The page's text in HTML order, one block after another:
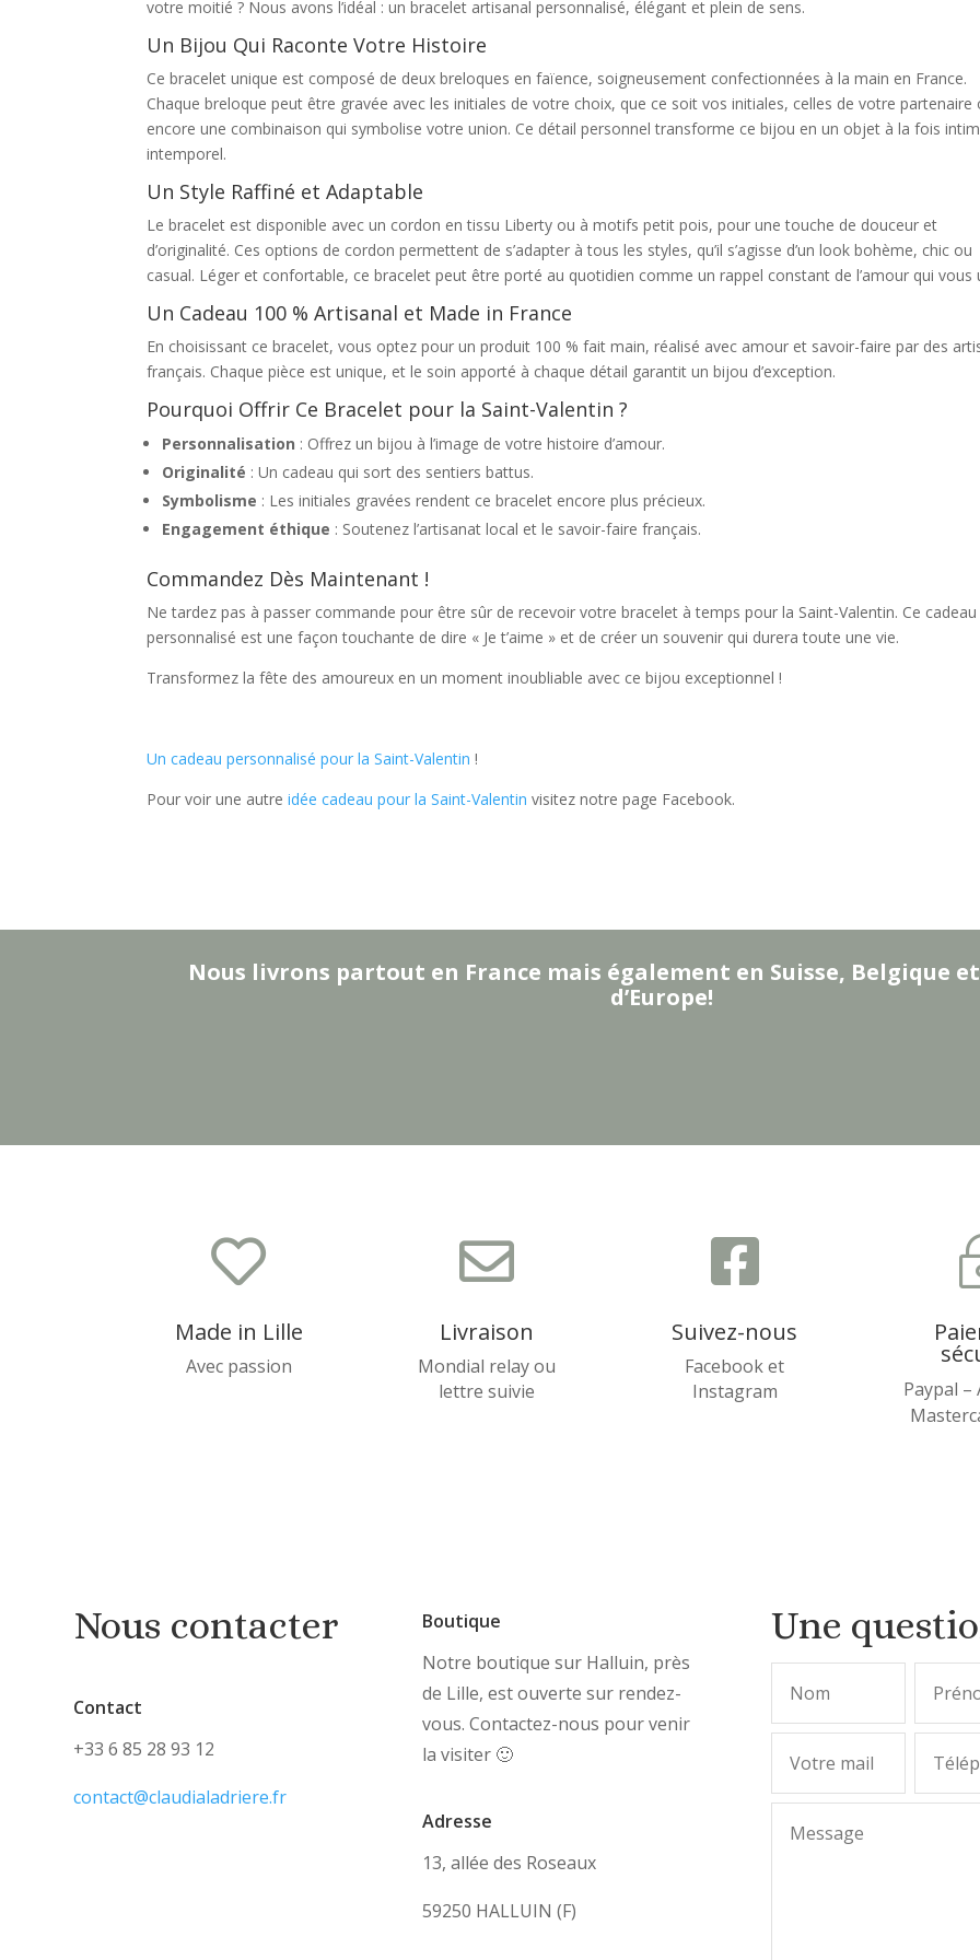
votre moitié ? Nous avons l’idéal : un bracelet artisanal personnalisé, élégant et plein de sens.
Un Bijou Qui Raconte Votre Histoire
Ce bracelet unique est composé de deux breloques en faïence, soigneusement confectionnées à la main en France.
Chaque breloque peut être gravée avec les initiales de votre choix, que ce soit vos initiales, celles de votre partenaire
encore une combinaison qui symbolise votre union. Ce détail personnel transforme ce bijou en un objet à la fois
intemporel.
Un Style Raffiné et Adaptable
Le bracelet est disponible avec un cordon en tissu Liberty ou à motifs petit pois, pour une touche de douceur et
d’originalité. Ces options de cordon permettent de s’adapter à tous les styles, qu’il s’agisse d’un look bohème, chic ou
casual. Léger et confortable, ce bracelet peut être porté au quotidien comme un rappel constant de l’amour qui vous
Un Cadeau 100 % Artisanal et Made in France
En choisissant ce bracelet, vous optez pour un produit 100 % fait main, réalisé avec amour et savoir-faire par des
français. Chaque pièce est unique, et le soin apporté à chaque détail garantit un bijou d’exception.
Pourquoi Offrir Ce Bracelet pour la Saint-Valentin ?
Personnalisation : Offrez un bijou à l’image de votre histoire d’amour.
Originalité : Un cadeau qui sort des sentiers battus.
Symbolisme : Les initiales gravées rendent ce bracelet encore plus précieux.
Engagement éthique : Soutenez l’artisanat local et le savoir-faire français.
Commandez Dès Maintenant !
Ne tardez pas à passer commande pour être sûr de recevoir votre bracelet à temps pour la Saint-Valentin. Ce cadeau
personnalisé est une façon touchante de dire « Je t’aime » et de créer un souvenir qui durera toute une vie.
Transformez la fête des amoureux en un moment inoubliable avec ce bijou exceptionnel !
Un cadeau personnalisé pour la Saint-Valentin !
Pour voir une autreidée cadeau pour la Saint-Valentin visitez notre page Facebook.
Nous livrons partout en France mais également en Suisse, Belgique et
d’Europe!

Made in Lille
Avec passion

Livraison
Mondial relay ou
lettre suivie

Suivez-nous
Facebook et
Instagram
Paypal –
Nous contacter
Contact
+33 6 85 28 93 12
contact@claudialadriere.fr
Boutique
Notre boutique sur Halluin, près
de Lille, est ouverte sur rendez-
vous. Contactez-nous pour venir
la visiter 🙂
Adresse
13, allée des Roseaux
59250 HALLUIN (F)
Une